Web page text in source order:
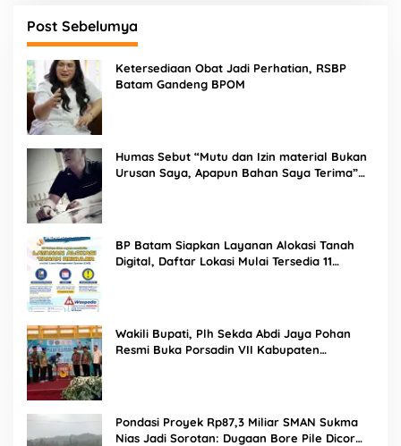
Post Sebelumya
Ketersediaan Obat Jadi Perhatian, RSBP
Batam Gandeng BPOM
Humas Sebut “Mutu dan Izin material Bukan
Urusan Saya, Apapun Bahan Saya Terima”
BP Batam Siapkan Layanan Alokasi Tanah
Digital, Daftar Lokasi Mulai Tersedia 11
Wakili Bupati, Plh Sekda Abdi Jaya Pohan
Resmi Buka Porsadin VII Kabupaten
Pondasi Proyek Rp87,3 Miliar SMAN Sukma
Nias Jadi Sorotan: Dugaan Bore Pile Dicor